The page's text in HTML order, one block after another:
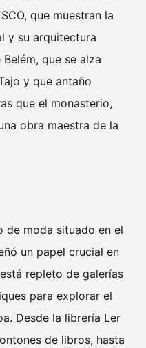
que muestran la
y su arquitectura
que se alza
y que antaño
que el monasterio,
obra maestra de la
de moda situado en el
un papel crucial en
repleto de galerías
para explorar el
Desde la librería Ler
de libros, hasta